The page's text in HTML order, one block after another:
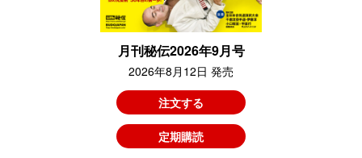
月刊秘伝2026年9月号
2026年8月12日 発売
注文する
定期購読